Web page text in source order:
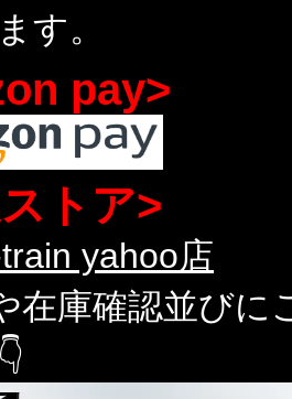
す。
pay>
トア>
yahoo店
在庫確認並び